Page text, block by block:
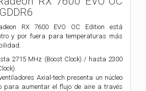
RX 7600 EVO OC Edition está
y por fuera para temperaturas más
2715 MHz (Boost Clock) / hasta 2300
Axial-tech presenta un núcleo
para aumentar el flujo de aire a través